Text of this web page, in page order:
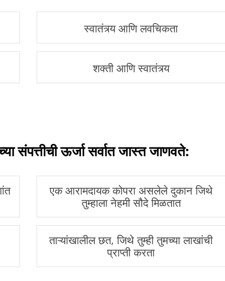
स्वातंत्र्य आणि लवचिकता
शक्ती आणि स्वातंत्र्य
संपत्तीची ऊर्जा सर्वात जास्त जाणवते:
एक आरामदायक कोपरा असलेले दुकान जिथे
तुम्हाला नेहमी सौदे मिळतात
ताऱ्यांखालील छत, जिथे तुम्ही तुमच्या लाखांची
प्राप्ती करता